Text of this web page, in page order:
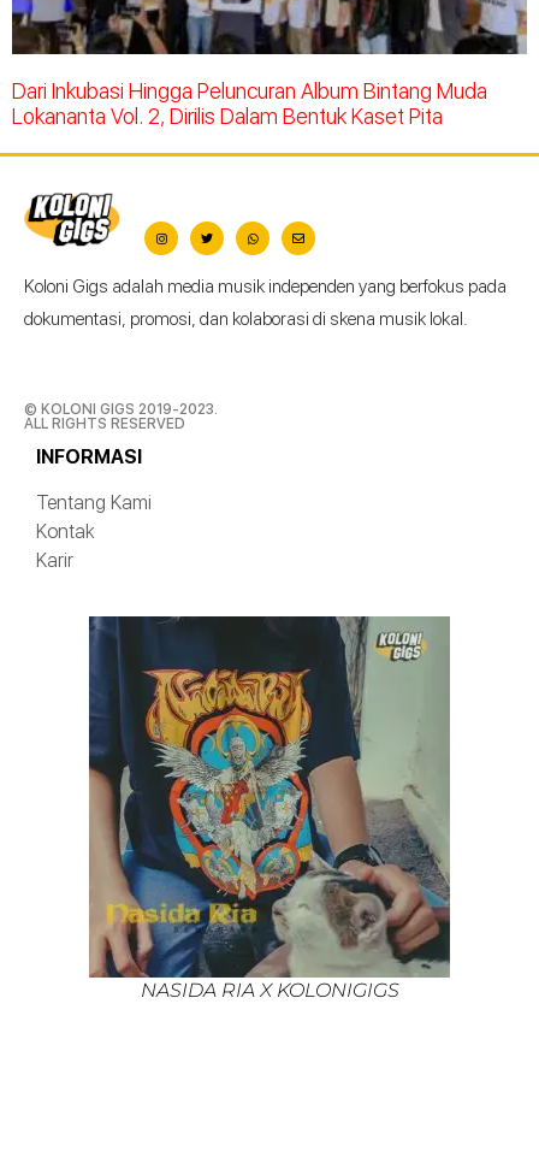
Dari Inkubasi Hingga Peluncuran Album Bintang Muda
Lokananta Vol. 2, Dirilis Dalam Bentuk Kaset Pita
Koloni Gigs adalah media musik independen yang berfokus pada
dokumentasi, promosi, dan kolaborasi di skena musik lokal.
© KOLONI GIGS 2019-2023.
ALL RIGHTS RESERVED
INFORMASI
Tentang Kami
Kontak
Karir
NASIDA RIA X KOLONIGIGS